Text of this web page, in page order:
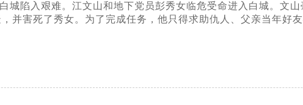
城陷入艰难。江文山和地下党员彭秀女临危受命进入白城。文
并害死了秀女。为了完成任务，他只得求助仇人、父亲当年好